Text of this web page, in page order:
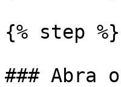
{% step %}
### Abra